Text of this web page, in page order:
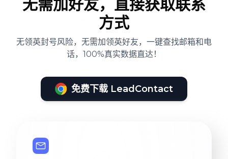
无需加好友，直接获取联系
方式
无领英封号风险，无需加领英好友，一键查找邮箱和电
话，100%真实数据直达！
免费下载 LeadContact